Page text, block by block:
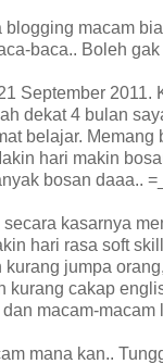
blogging macam
baca.. Boleh
September 2011.
dekat 4 bulan
belajar. Memang
hari makin
bosan daaa..
kasarnya
hari rasa soft
kurang jumpa
kurang cakap
macam-
mana kan..